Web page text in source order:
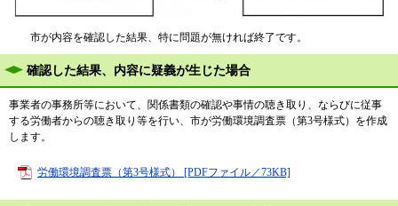
市が内容を確認した結果、特に問題が無ければ終了です。
確認した結果、内容に疑義が生じた場合
事業者の事務所等において、関係書類の確認や事情の聴き取り、ならびに従事
する労働者からの聴き取り等を行い、市が労働環境調査票（第3号様式）を作成
します。
労働環境調査票（第3号様式） [PDFファイル／73KB]